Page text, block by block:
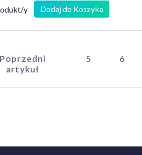
y Dodaj do Koszyka
Poprzedni
artykuł
5 6